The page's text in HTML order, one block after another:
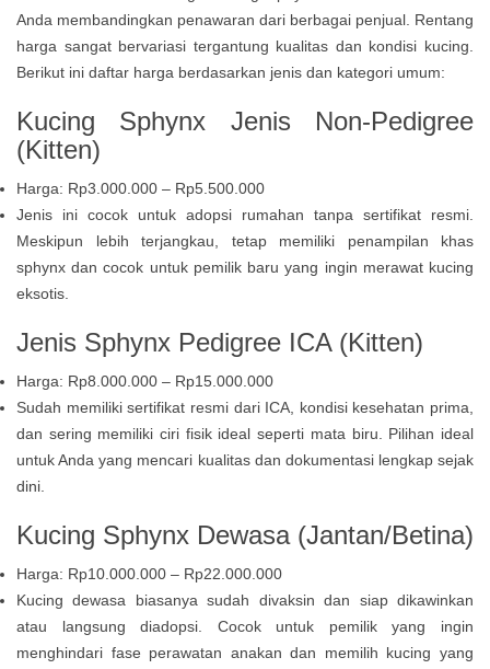
Anda membandingkan penawaran dari berbagai penjual. Rentang
harga sangat bervariasi tergantung kualitas dan kondisi kucing.
Berikut ini daftar harga berdasarkan jenis dan kategori umum:
Kucing Sphynx Jenis Non-Pedigree
(Kitten)
Harga: Rp3.000.000 – Rp5.500.000
Jenis ini cocok untuk adopsi rumahan tanpa sertifikat resmi.
Meskipun lebih terjangkau, tetap memiliki penampilan khas
sphynx dan cocok untuk pemilik baru yang ingin merawat kucing
eksotis.
Jenis Sphynx Pedigree ICA (Kitten)
Harga: Rp8.000.000 – Rp15.000.000
Sudah memiliki sertifikat resmi dari ICA, kondisi kesehatan prima,
dan sering memiliki ciri fisik ideal seperti mata biru. Pilihan ideal
untuk Anda yang mencari kualitas dan dokumentasi lengkap sejak
dini.
Kucing Sphynx Dewasa (Jantan/Betina)
Harga: Rp10.000.000 – Rp22.000.000
Kucing dewasa biasanya sudah divaksin dan siap dikawinkan
atau langsung diadopsi. Cocok untuk pemilik yang ingin
menghindari fase perawatan anakan dan memilih kucing yang